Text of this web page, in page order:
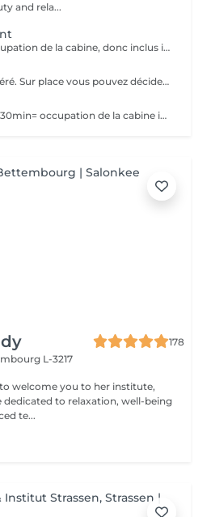
and rela...
60 min est le temps d'occupation de la cabine, donc inclus installation client, ev. retard du client...
Créez votre massage préféré. Sur place vous pouvez décider soit massage sportif ou relaxant. Une heure massage et vous décidez... par exemple 30min. massage dos + 15min. massage crâne et visage + 15min. massage jambes
Massage relaxant du dos, 30min= occupation de la cabine inclus installation du client, ev. retard du client, désinfection de la cabine
178
L-3217
welcome you to her institute,
dedicated to relaxation, well-being
te...